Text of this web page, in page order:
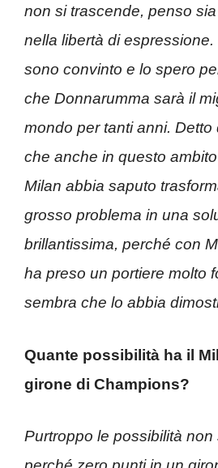
non si trascende, penso
nella libertà di espressione.
sono convinto e lo spero
che Donnarumma sarà il
mondo per tanti anni. Detto
che anche in questo
Milan abbia saputo
grosso problema in una
brillantissima, perché con
ha preso un portiere molto
sembra che lo abbia
Quante possibilità ha il
girone di Champions?
Purtroppo le possibilità non